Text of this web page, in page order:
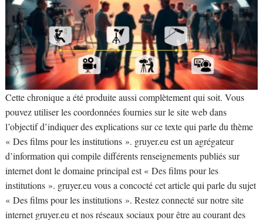
Cette chronique a été produite aussi complètement qui soit. Vous
pouvez utiliser les coordonnées fournies sur le site web dans
l’objectif d’indiquer des explications sur ce texte qui parle du thème
« Des films pour les institutions ». gruyer.eu est un agrégateur
d’information qui compile différents renseignements publiés sur
internet dont le domaine principal est « Des films pour les
institutions ». gruyer.eu vous a concocté cet article qui parle du sujet
« Des films pour les institutions ». Restez connecté sur notre site
internet gruyer.eu et nos réseaux sociaux pour être au courant des